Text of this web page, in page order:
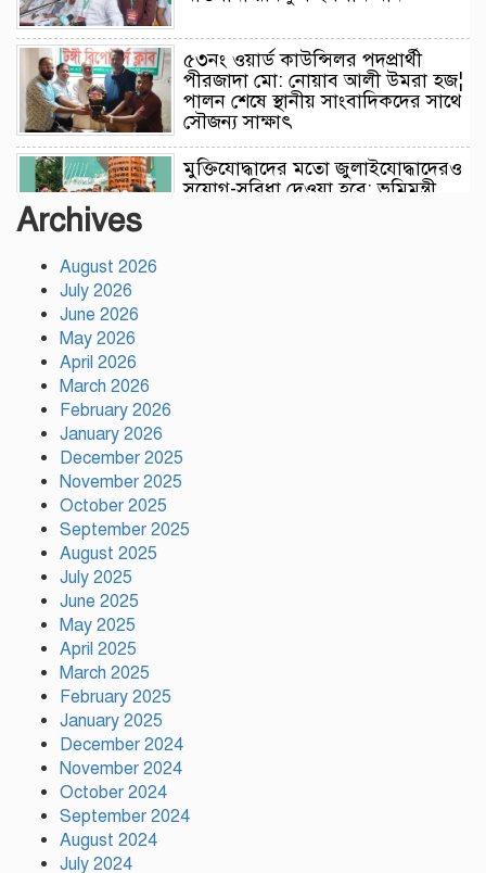
৫৩নং ওয়ার্ড কাউন্সিলর পদপ্রার্থী
পীরজাদা মো: নোয়াব আলী উমরা হজ¦
পালন শেষে স্থানীয় সাংবাদিকদের সাথে
সৌজন্য সাক্ষাৎ
মুক্তিযোদ্ধাদের মতো জুলাইযোদ্ধাদেরও
সুযোগ-সুবিধা দেওয়া হবে: ভূমিমন্ত্রী
আজ ঢাকায় দুই উন্মুক্ত কনসার্ট, কোন
মঞ্চে থাকছেন কোন শিল্পী
Archives
August 2026
July 2026
June 2026
May 2026
April 2026
March 2026
February 2026
January 2026
December 2025
November 2025
October 2025
September 2025
August 2025
July 2025
June 2025
May 2025
April 2025
March 2025
February 2025
January 2025
December 2024
November 2024
October 2024
September 2024
August 2024
July 2024